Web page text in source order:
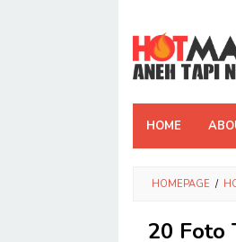
content
HOME
HOMEPAGE /
20 Foto